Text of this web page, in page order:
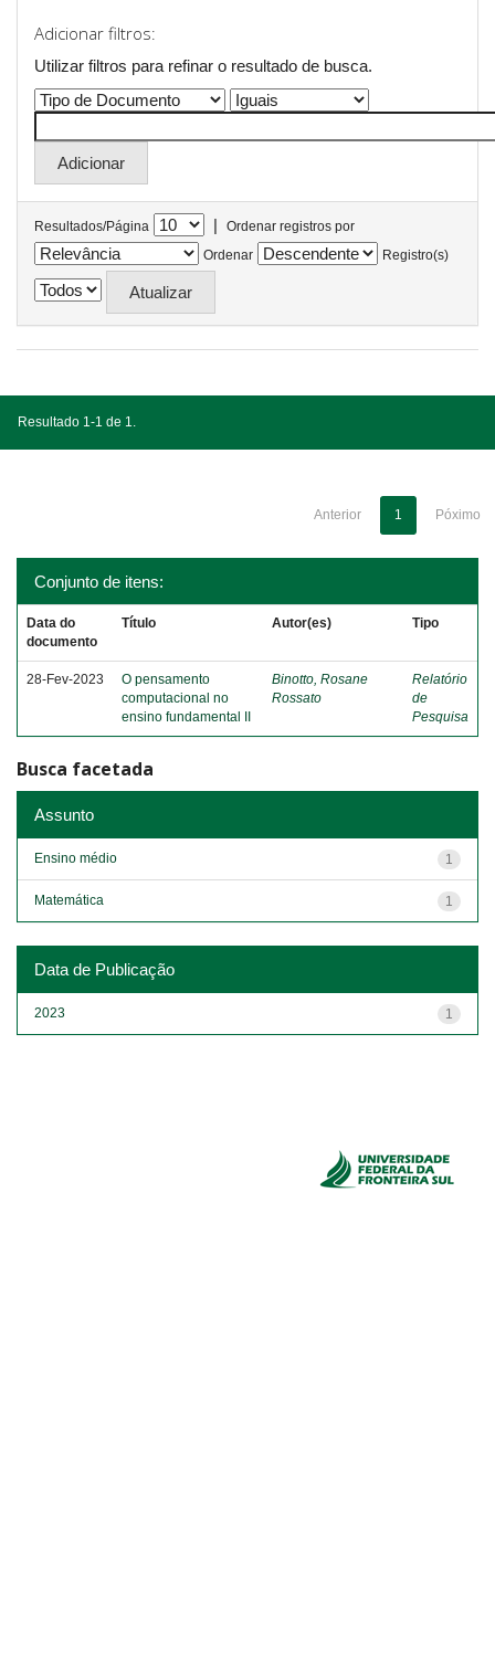
Adicionar filtros:
Utilizar filtros para refinar o resultado de busca.
Resultados/Página |
Ordenar registros por
Ordenar
Registro(s)
Resultado 1-1 de 1.
Anterior 1 Póximo
Conjunto de itens:
Data do
documento
Título Autor(es) Tipo
28-Fev-2023
O pensamento
computacional no
ensino fundamental II
Binotto, Rosane
Rossato
Relatório
de
Pesquisa
Busca facetada
Assunto
1
Ensino médio
1
Matemática
Data de Publicação
1
2023